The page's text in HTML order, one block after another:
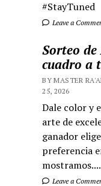
#StayTuned
Leave a
Sorteo
cuadro a
BY MASTER
25, 2026
Dale color y
arte de
ganador
preferencia
mostramos....
Leave a